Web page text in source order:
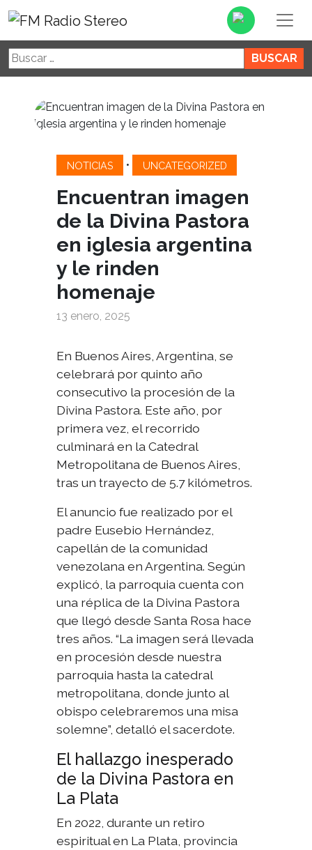
Buscar:
NOTICIAS • UNCATEGORIZED
Encuentran imagen
de la Divina Pastora
en iglesia argentina
y le rinden
homenaje
13 enero, 2025
En Buenos Aires, Argentina, se
celebrará por quinto año
consecutivo la procesión de la
Divina Pastora. Este año, por
primera vez, el recorrido
culminará en la Catedral
Metropolitana de Buenos Aires,
tras un trayecto de 5.7 kilómetros.
El anuncio fue realizado por el
padre Eusebio Hernández,
capellán de la comunidad
venezolana en Argentina. Según
explicó, la parroquia cuenta con
una réplica de la Divina Pastora
que llegó desde Santa Rosa hace
tres años. “La imagen será llevada
en procesión desde nuestra
parroquia hasta la catedral
metropolitana, donde junto al
obispo celebraremos una misa
solemne”, detalló el sacerdote.
El hallazgo inesperado
de la Divina Pastora en
La Plata
En 2022, durante un retiro
espiritual en La Plata, provincia